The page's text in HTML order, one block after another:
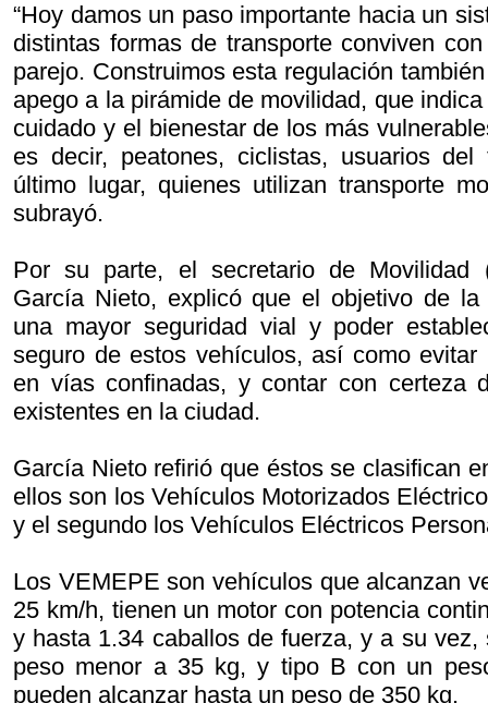
“Hoy damos un paso importante hacia un
distintas formas de transporte conviven
parejo. Construimos esta regulación
apego a la pirámide de movilidad, que
cuidado y el bienestar de los más
es decir, peatones, ciclistas, usuarios
último lugar, quienes utilizan transporte
subrayó.
Por su parte, el secretario de Movilidad
García Nieto, explicó que el objetivo de la
una mayor seguridad vial y poder
seguro de estos vehículos, así como evitar
en vías confinadas, y contar con certeza
existentes en la ciudad.
García Nieto refirió que éstos se clasifican
ellos son los Vehículos Motorizados
y el segundo los Vehículos Eléctricos
Los VEMEPE son vehículos que alcanzan
25 km/h, tienen un motor con potencia
y hasta 1.34 caballos de fuerza, y a su
peso menor a 35 kg, y tipo B con un
pueden alcanzar hasta un peso de 350 kg.